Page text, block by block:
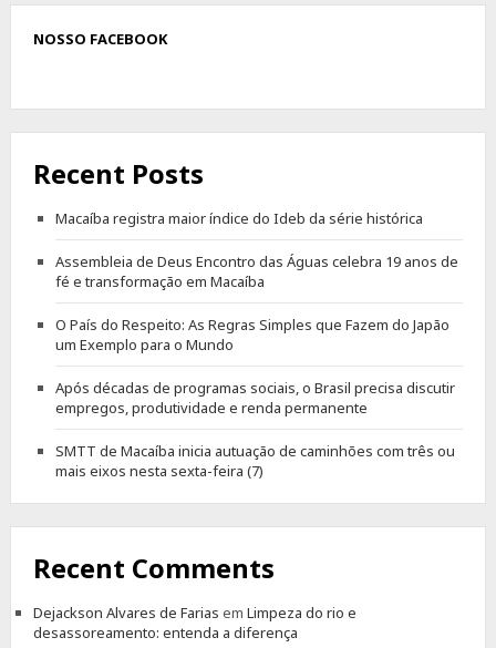
NOSSO FACEBOOK
Recent Posts
Macaíba registra maior índice do Ideb da série histórica
Assembleia de Deus Encontro das Águas celebra 19 anos de
fé e transformação em Macaíba
O País do Respeito: As Regras Simples que Fazem do Japão
um Exemplo para o Mundo
Após décadas de programas sociais, o Brasil precisa discutir
empregos, produtividade e renda permanente
SMTT de Macaíba inicia autuação de caminhões com três ou
mais eixos nesta sexta-feira (7)
Recent Comments
Dejackson Alvares de Farias em Limpeza do rio e
desassoreamento: entenda a diferença